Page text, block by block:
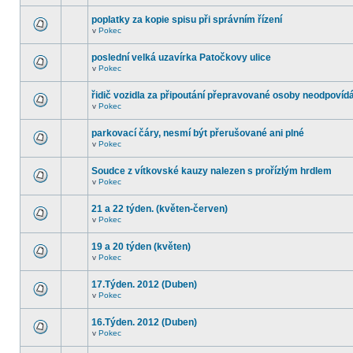
poplatky za kopie spisu při správním řízení
v Pokec
poslední velká uzavírka Patočkovy ulice
v Pokec
řidič vozidla za připoutání přepravované osoby
v Pokec
parkovací čáry, nesmí být přerušované ani plné
v Pokec
Soudce z vítkovské kauzy nalezen s prořízlým hrdlem
v Pokec
21 a 22 týden. (květen-červen)
v Pokec
19 a 20 týden (květen)
v Pokec
17.Týden. 2012 (Duben)
v Pokec
16.Týden. 2012 (Duben)
v Pokec